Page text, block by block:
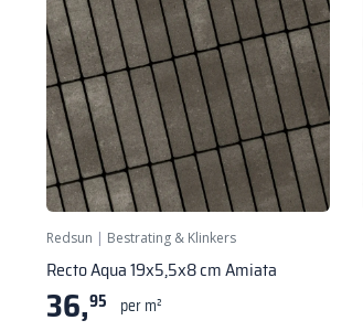
Redsun | Bestrating & Klinkers
Recto Aqua 19x5,5x8 cm Amiata
36,95 per m²